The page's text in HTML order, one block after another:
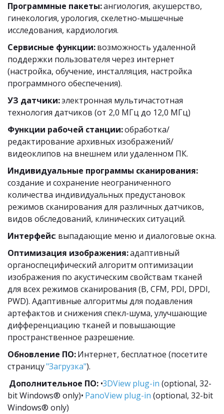
Программные пакеты: ангиология, акушерство,
гинекология, урология, скелетно-мышечные
исследования, кардиология.
Сервисные функции: возможность удаленной
поддержки пользователя через интернет
(настройка, обучение, инсталляция, настройка
программного обеспечения).
УЗ датчики: электронная мультичастотная
технология датчиков (от 2,0 МГц до 12,0 МГц)
Функции рабочей станции: обработка/
редактирование архивных изображений/
видеоклипов на внешнем или удаленном ПК.
Индивидуальные программы сканирования:
создание и сохранение неограниченного
количества индивидуальных предустановок
режимов сканирования для различных датчиков,
видов обследований, клинических ситуаций.
Интерфейс
Оптимизация изображения: адаптивный
органоспецифический алгоритм оптимизации
изображения по акустическим свойствам тканей
для всех режимов сканирования (B, CFM, PDI, DPDI,
PWD). Адаптивные алгоритмы для подавления
артефактов и снижения спекл-шума, улучшающие
дифференциацию тканей и повышающие
пространственное разрешение.
Обновление ПО: Интернет, бесплатное (посетите
страницу "Загрузка").
Дополнительное ПО: •3DView plug-in (optional, 32-
bit Windows® only)• PanoView plug-in (optional, 32-bit
Windows® only)